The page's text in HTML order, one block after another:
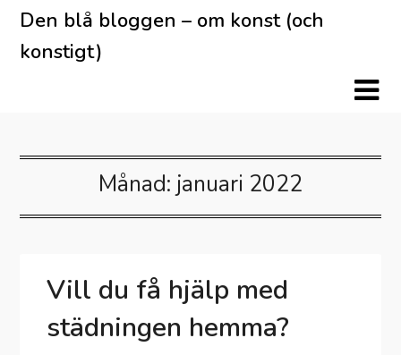
Skip
content
Den blå bloggen – om konst (och
konstigt)
Månad: januari 2022
Vill du få hjälp med
städningen hemma?